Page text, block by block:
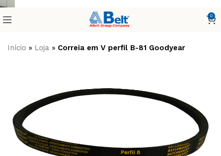
0
Início » Loja » Correia em V perfil B-81 Goodyear